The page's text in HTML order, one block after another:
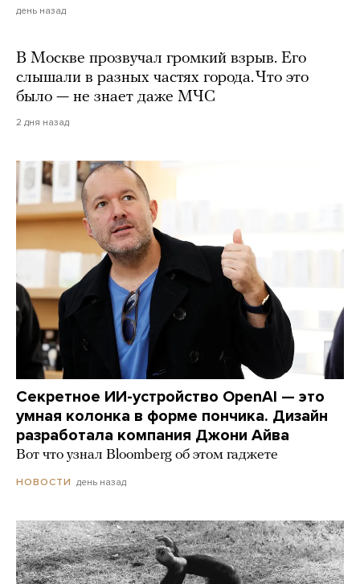
день назад
В Москве прозвучал громкий взрыв. Его
слышали в разных частях города. Что это
было — не знает даже МЧС
2 дня назад
Секретное ИИ-устройство OpenAI — это
умная колонка в форме пончика. Дизайн
разработала компания Джони Айва
Вот что узнал Bloomberg об этом гаджете
НОВОСТИ день назад